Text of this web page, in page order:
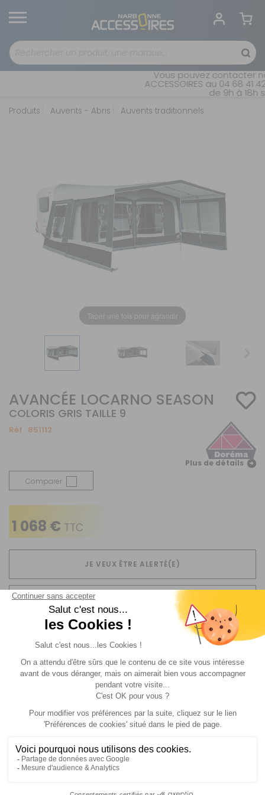
Vous pouvez contacter
ACCESSOIRES au 04 68 41
de 9h à 18h
Produits Auvents - Abris Auvents traditionnels
Taper une fois pour agrandir
AVANCÉE LOCARNO SEASON
COLORIS GRIS TAILLE 9
Réf : 851112
Plus de détails
Comparer
1 068 € TTC
JE VEUX ÊTRE ALERTÉ(E)
Livraison
Expédié sous 72h
Paiements
Sécurisés
Avantages
Paiement
Description Informations complémentaires
Adaptable sur tous les auvents pourvus d'une
casquette. Afin d'ajuster au mieux l'avancée, un jeu